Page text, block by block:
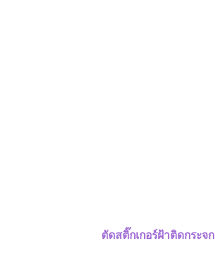
ตัดสติ๊กเกอร์ฝ้าติดกระจก